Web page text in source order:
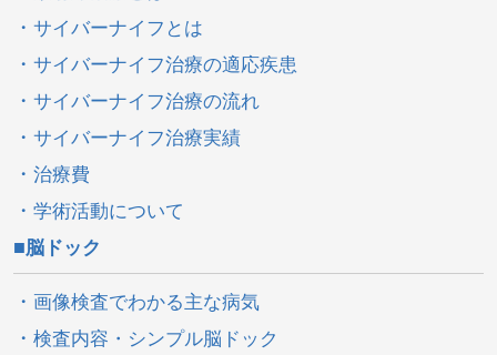
サイバーナイフとは
サイバーナイフ治療の適応疾患
サイバーナイフ治療の流れ
サイバーナイフ治療実績
治療費
学術活動について
脳ドック
画像検査でわかる主な病気
検査内容・シンプル脳ドック